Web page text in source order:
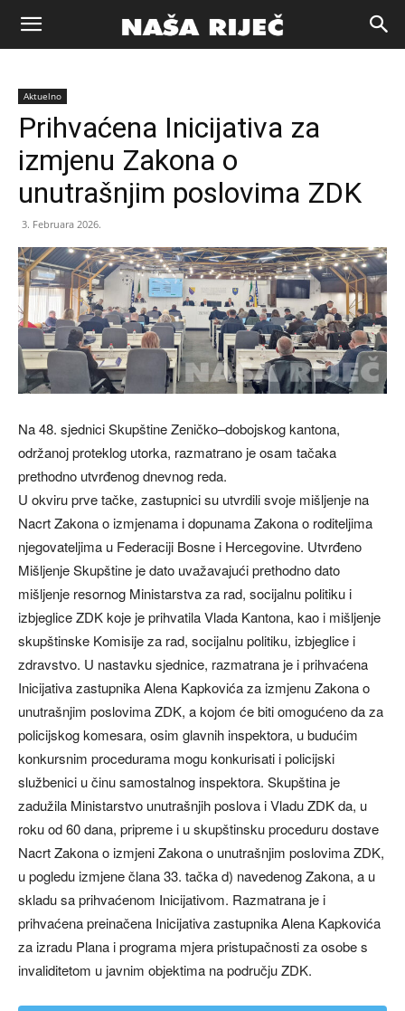
Naša
riječ
Aktuelno
Prihvaćena Inicijativa za
izmjenu Zakona o
unutrašnjim poslovima ZDK
3. Februara 2026.
Na 48. sjednici Skupštine Zeničko–dobojskog kantona,
održanoj proteklog utorka, razmatrano je osam tačaka
prethodno utvrđenog dnevnog reda.
U okviru prve tačke, zastupnici su utvrdili svoje mišljenje na
Nacrt Zakona o izmjenama i dopunama Zakona o roditeljima
njegovateljima u Federaciji Bosne i Hercegovine. Utvrđeno
Mišljenje Skupštine je dato uvažavajući prethodno dato
mišljenje resornog Ministarstva za rad, socijalnu politiku i
izbjeglice ZDK koje je prihvatila Vlada Kantona, kao i mišljenje
skupštinske Komisije za rad, socijalnu politiku, izbjeglice i
zdravstvo. U nastavku sjednice, razmatrana je i prihvaćena
Inicijativa zastupnika Alena Kapkovića za izmjenu Zakona o
unutrašnjim poslovima ZDK, a kojom će biti omogućeno da za
policijskog komesara, osim glavnih inspektora, u budućim
konkursnim procedurama mogu konkurisati i policijski
službenici u činu samostalnog inspektora. Skupština je
zadužila Ministarstvo unutrašnjih poslova i Vladu ZDK da, u
roku od 60 dana, pripreme i u skupštinsku proceduru dostave
Nacrt Zakona o izmjeni Zakona o unutrašnjim poslovima ZDK,
u pogledu izmjene člana 33. tačka d) navedenog Zakona, a u
skladu sa prihvaćenom Inicijativom. Razmatrana je i
prihvaćena preinačena Inicijativa zastupnika Alena Kapkovića
za izradu Plana i programa mjera pristupačnosti za osobe s
invaliditetom u javnim objektima na području ZDK.